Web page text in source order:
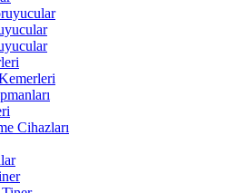
Cihazları